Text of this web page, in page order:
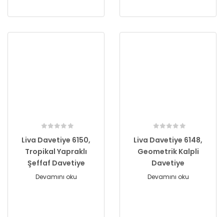
Liva Davetiye 6150,
Tropikal Yapraklı
Şeffaf Davetiye
Devamını oku
Liva Davetiye 6148,
Geometrik Kalpli
Davetiye
Devamını oku